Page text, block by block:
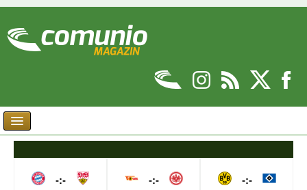
-:- -:- -:-